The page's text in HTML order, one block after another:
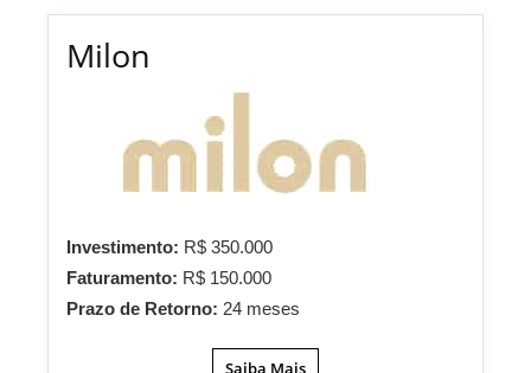
Milon
Investimento: R$ 350.000
Faturamento: R$ 150.000
Prazo de Retorno: 24 meses
Saiba Mais